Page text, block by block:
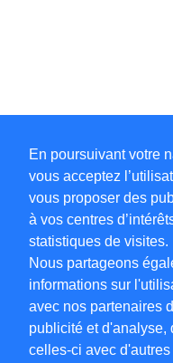
En poursuivant votre
vous acceptez
vous proposer des
à vos centres
statistiques de visites.
Nous partageons
informations sur
avec nos partenaires
publicité et d'analyse,
celles-ci avec